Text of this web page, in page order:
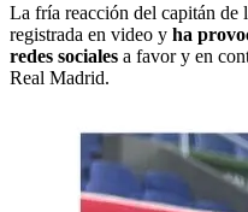
La fría reacción del capitán de
registrada en video y ha
redes sociales a favor y en
Real Madrid.